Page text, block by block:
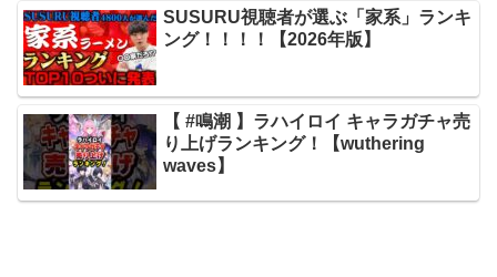
SUSURU視聴者が選ぶ「家系」ランキ
ング！！！！【2026年版】
【 #鳴潮 】ラハイロイ キャラガチャ売
り上げランキング！【wuthering
waves】